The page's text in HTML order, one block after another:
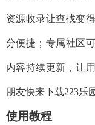
资源收录让查找变
分便捷；专属社区
内容持续更新，让
朋友快来下载223乐
使用教程